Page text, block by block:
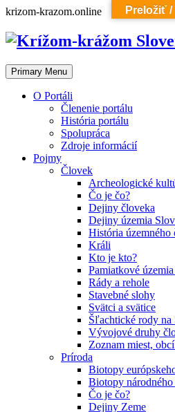
Skip
content
krizom-krazom.online
Primary Menu
O Portáli
Členenie portálu
História portálu
Spolupráca
Zdroje informácií
Pojmy
Človek
Archeologické
Čo je čo?
Dejiny človeka
Dejiny územia
História územného
Králi
Kto je kto?
Pamiatkové
Rády a rehole
Stavebné slohy
Svätci a svätice
Šľachtické rody na
Vývojové druhy
Zoznam miest,
Príroda
Biotopy
Biotopy
Čo je čo?
Dejiny Zeme
Preložiť /